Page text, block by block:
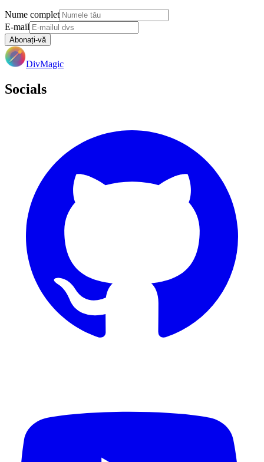
Nume complet
E-mail
Abonați-vă
DivMagic
Socials